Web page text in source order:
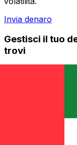
Invia denaro
Gestisci il tuo
trovi